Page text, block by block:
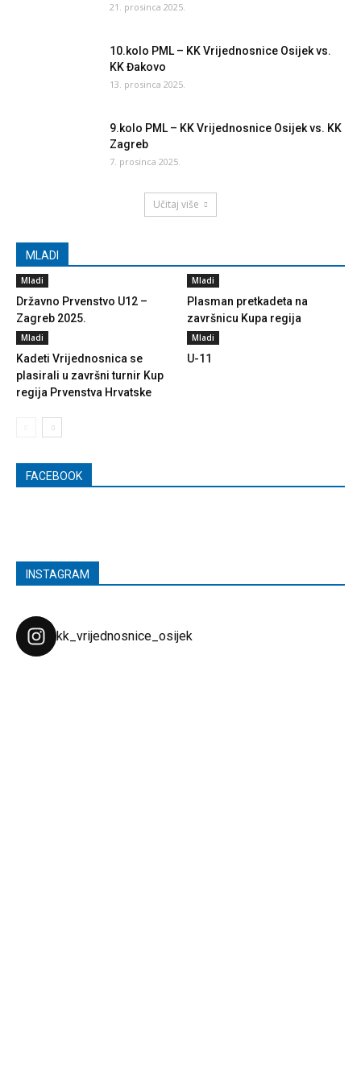
21. prosinca 2025.
10.kolo PML – KK Vrijednosnice Osijek vs.
KK Đakovo
13. prosinca 2025.
9.kolo PML – KK Vrijednosnice Osijek vs. KK
Zagreb
7. prosinca 2025.
Učitaj više
MLADI
Mladi
Državno Prvenstvo U12 –
Zagreb 2025.
Mladi
Plasman pretkadeta na
završnicu Kupa regija
Mladi
Kadeti Vrijednosnica se
plasirali u završni turnir Kup
regija Prvenstva Hrvatske
Mladi
U-11
FACEBOOK
INSTAGRAM
kk_vrijednosnice_osijek